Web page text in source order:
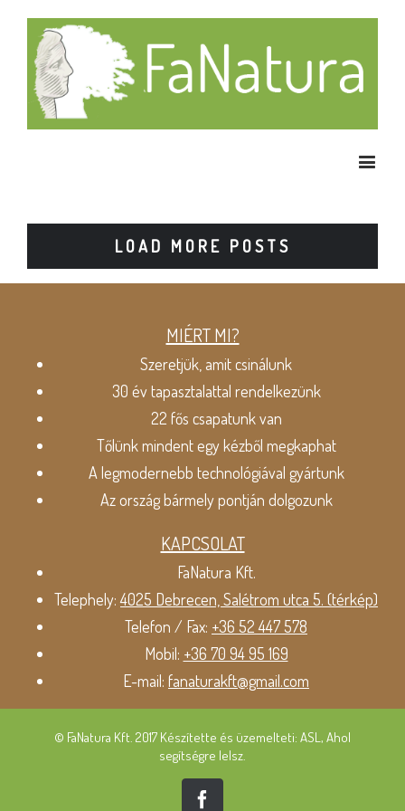
LOAD MORE POSTS
MIÉRT MI?
Szeretjük, amit csinálunk
30 év tapasztalattal rendelkezünk
22 fős csapatunk van
Tőlünk mindent egy kézből megkaphat
A legmodernebb technológiával gyártunk
Az ország bármely pontján dolgozunk
KAPCSOLAT
FaNatura Kft.
Telephely:4025 Debrecen, Salétrom utca 5. (térkép)
Telefon / Fax: +36 52 447 578
Mobil: +36 70 94 95 169
E-mail: fanaturakft@gmail.com
© FaNatura Kft. 2017 Készítette és üzemelteti: ASL, Ahol
segítségre lelsz.